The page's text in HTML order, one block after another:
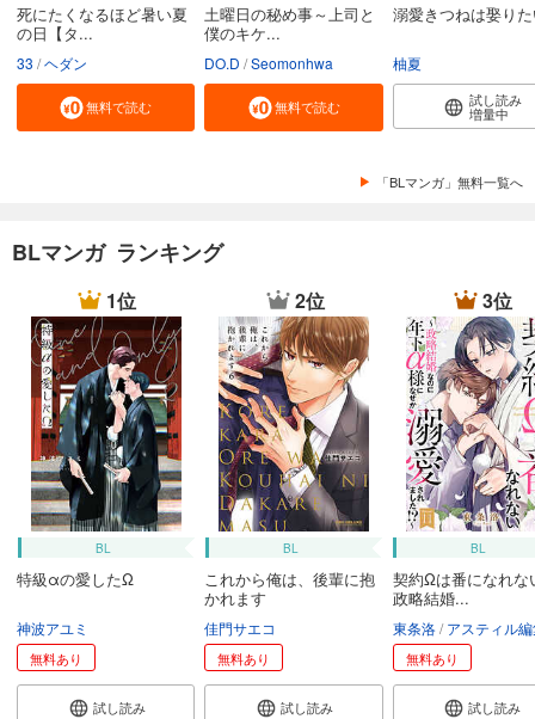
死にたくなるほど暑い夏
の日【タ...
33 ヘダン
無料で読む
土曜日の秘め事～上司と
僕のキケ...
DO.D Seomonhwa
無料で読む
溺愛きつねは娶り
柚夏
試し読み
増量中
「BLマンガ」無料一覧へ
BLマンガ ランキング
1位
BL
特級αの愛したΩ
神波アユミ
無料あり
試し読み
2位
BL
これから俺は、後輩に抱
かれます
佳門サエコ
無料あり
試し読み
3位
BL
契約Ωは番になれな
政略結婚...
東条洛 アスティル
無料あり
試し読み